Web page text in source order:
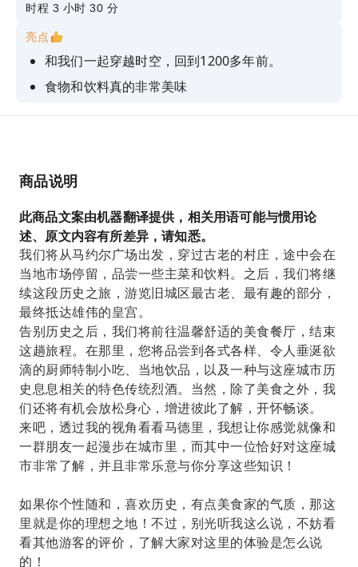
时程 3 小时 30 分
亮点
和我们一起穿越时空，回到1200多年前。
食物和饮料真的非常美味
减少团体旅游人数可以营造出彼此交流的良好氛
商品说明
此商品文案由机器翻译提供，相关用语可能与惯用论
述、原文内容有所差异，请知悉。
我们将从马约尔广场出发，穿过古老的村庄，途中会在
当地市场停留，品尝一些主菜和饮料。之后，我们将继
续这段历史之旅，游览旧城区最古老、最有趣的部分，
最终抵达雄伟的皇宫。
告别历史之后，我们将前往温馨舒适的美食餐厅，结束
这趟旅程。在那里，您将品尝到各式各样、令人垂涎欲
滴的厨师特制小吃、当地饮品，以及一种与这座城市历
史息息相关的特色传统烈酒。当然，除了美食之外，我
们还将有机会放松身心，增进彼此了解，开怀畅谈。
来吧，透过我的视角看看马德里，我想让你感觉就像和
一群朋友一起漫步在城市里，而其中一位恰好对这座城
市非常了解，并且非常乐意与你分享这些知识！
如果你个性随和，喜欢历史，有点美食家的气质，那这
里就是你的理想之地！不过，别光听我这么说，不妨看
看其他游客的评价，了解大家对这里的体验是怎么说
的！